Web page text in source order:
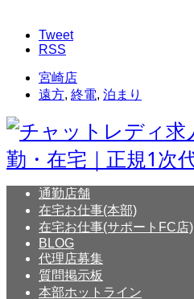
Tweet
RSS
宮崎店
遠方, 終電, 泊まり
通勤店舗
在宅お仕事(本部)
在宅お仕事(サポートFC店)
BLOG
代理店募集
質問掲示板
本部ホットライン